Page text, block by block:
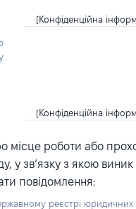
[Конфіденційна
[Конфіденційна
місце роботи або
у зв’язку з якою виник
повідомлення:
реєстрі юридичних